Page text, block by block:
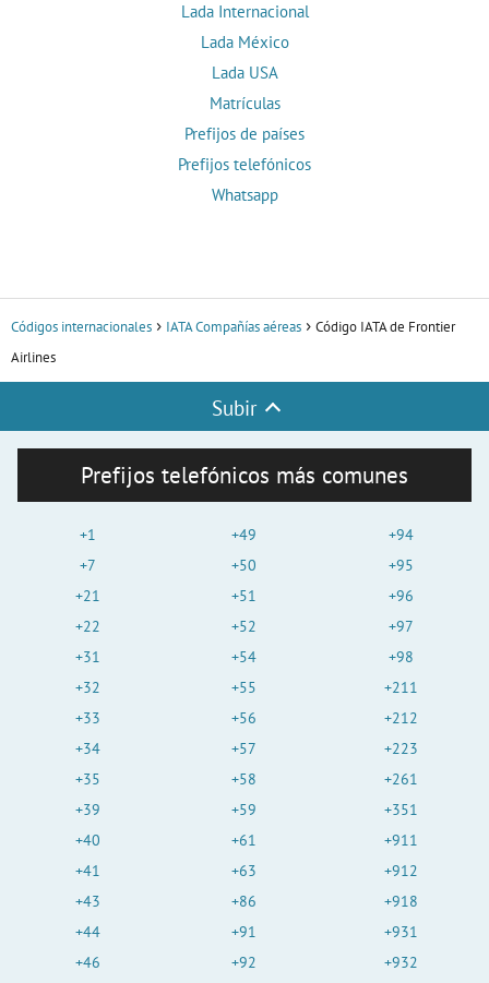
Lada Internacional
Lada México
Lada USA
Matrículas
Prefijos de países
Prefijos telefónicos
Whatsapp
Códigos internacionales IATA Compañías aéreas
Código IATA de Frontier
Airlines
Subir
Prefijos telefónicos más comunes
+1
+7
+21
+22
+31
+32
+33
+34
+35
+39
+40
+41
+43
+44
+46
+49
+50
+51
+52
+54
+55
+56
+57
+58
+59
+61
+63
+86
+91
+92
+94
+95
+96
+97
+98
+211
+212
+223
+261
+351
+911
+912
+918
+931
+932